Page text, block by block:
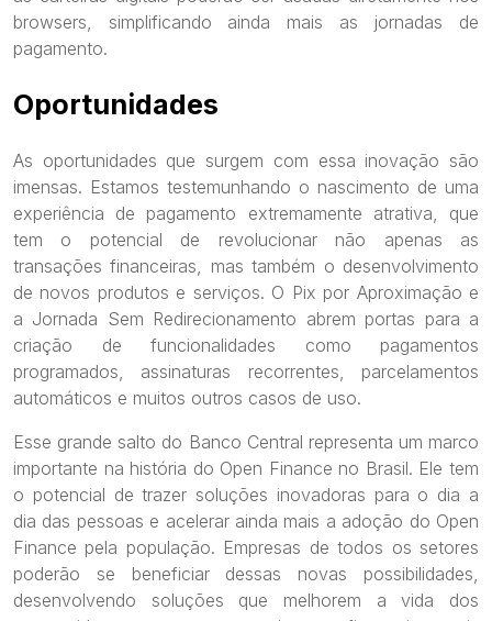
browsers, simplificando ainda mais as jornadas de
pagamento.
Oportunidades
As oportunidades que surgem com essa inovação são
imensas. Estamos testemunhando o nascimento de uma
experiência de pagamento extremamente atrativa, que
tem o potencial de revolucionar não apenas as
transações financeiras, mas também o desenvolvimento
de novos produtos e serviços. O Pix por Aproximação e
a Jornada Sem Redirecionamento abrem portas para a
criação de funcionalidades como pagamentos
programados, assinaturas recorrentes, parcelamentos
automáticos e muitos outros casos de uso.
Esse grande salto do Banco Central representa um marco
importante na história do Open Finance no Brasil. Ele tem
o potencial de trazer soluções inovadoras para o dia a
dia das pessoas e acelerar ainda mais a adoção do Open
Finance pela população. Empresas de todos os setores
poderão se beneficiar dessas novas possibilidades,
desenvolvendo soluções que melhorem a vida dos